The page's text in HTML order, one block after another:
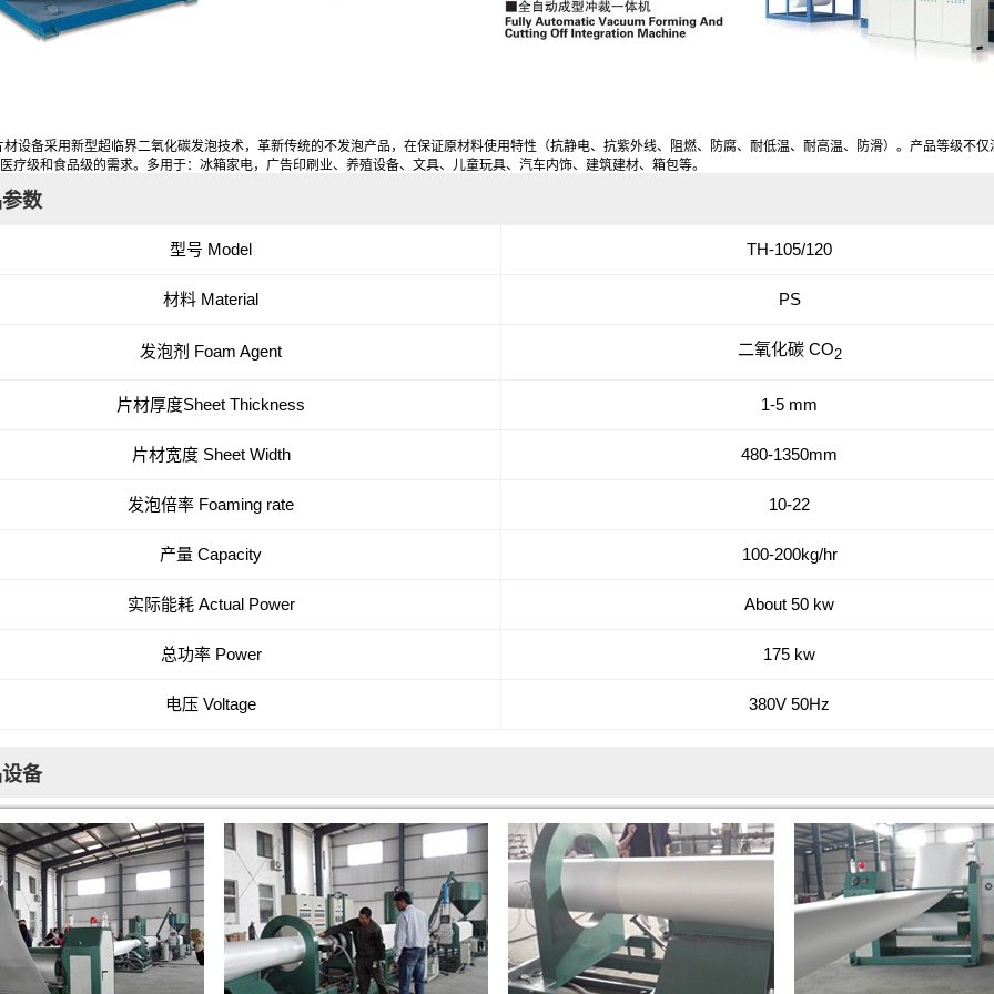
材设备采用新型超临界二氧化碳发泡技术，革新传统的不发泡产品，在保证原材料使用特性（抗静电、抗紫外线、阻燃、防腐、耐低温、耐高温、防滑）。产品等级不仅
疗级和食品级的需求。多用于：冰箱家电，广告印刷业、养殖设备、文具、儿童玩具、汽车内饰、建筑建材、箱包等。
数
型号 Model TH-105/120
材料 Material PS
发泡剂 Foam Agent 二氧化碳 CO2
片材厚度Sheet Thickness 1-5 mm
片材宽度 Sheet Width 480-1350mm
发泡倍率 Foaming rate 10-22
产量 Capacity 100-200kg/hr
实际能耗 Actual Power About 50 kw
总功率 Power 175 kw
电压 Voltage 380V 50Hz
备